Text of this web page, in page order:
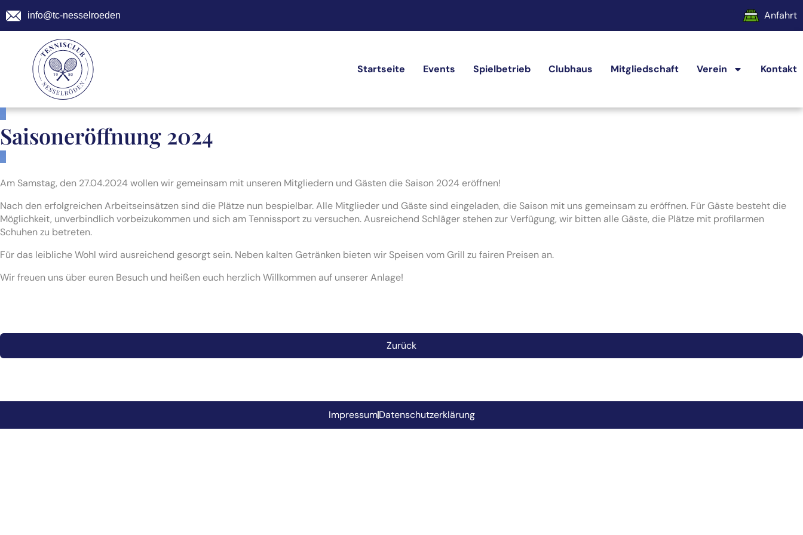
info@tc-nesselroeden Anfahrt
Startseite Events Spielbetrieb Clubhaus Mitgliedschaft Verein Kontakt
Saisoneröffnung 2024
Am Samstag, den 27.04.2024 wollen wir gemeinsam mit unseren Mitgliedern und Gästen die Saison 2024 eröffnen!
Nach den erfolgreichen Arbeitseinsätzen sind die Plätze nun bespielbar. Alle Mitglieder und Gäste sind eingeladen, die Saison mit uns gemeinsam zu eröffnen. Für Gäste besteht die
Möglichkeit, unverbindlich vorbeizukommen und sich am Tennissport zu versuchen. Ausreichend Schläger stehen zur Verfügung, wir bitten alle Gäste, die Plätze mit profilarmen
Schuhen zu betreten.
Für das leibliche Wohl wird ausreichend gesorgt sein. Neben kalten Getränken bieten wir Speisen vom Grill zu fairen Preisen an.
Wir freuen uns über euren Besuch und heißen euch herzlich Willkommen auf unserer Anlage!
Zurück
ImpressumDatenschutzerklärung